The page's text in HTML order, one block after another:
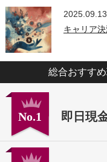
2025.09.13
キャリア
総合おすす
No.1 即日現